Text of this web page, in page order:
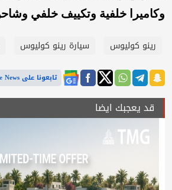
وكاميرا خلفية وتكييف خلفي
رينو كوليوس سيارة رينو كوليوس
تابعونا على Google News
قد يعجبك ايضا